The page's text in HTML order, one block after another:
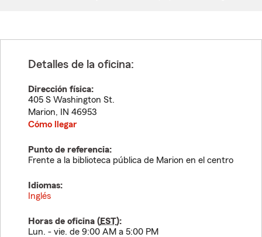
Detalles de la oficina:
Dirección física:
405 S Washington St.
Marion, IN 46953
Cómo llegar
Punto de referencia:
Frente a la biblioteca pública de Marion en el centro
Idiomas:
Inglés
Horas de oficina (EST):
Lun. - vie. de 9:00 AM a 5:00 PM